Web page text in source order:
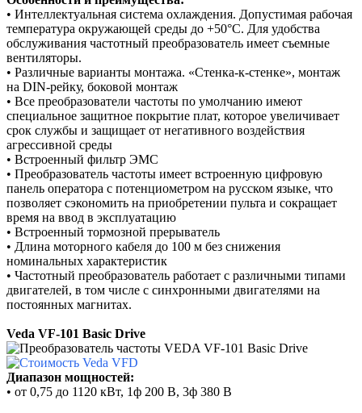
• Интеллектуальная система охлаждения. Допустимая рабочая
температура окружающей среды до +50°С. Для удобства
обслуживания частотный преобразователь имеет съемные
вентиляторы.
• Различные варианты монтажа. «Стенка-к-стенке», монтаж
на DIN-рейку, боковой монтаж
• Все преобразователи частоты по умолчанию имеют
специальное защитное покрытие плат, которое увеличивает
срок службы и защищает от негативного воздействия
агрессивной среды
• Встроенный фильтр ЭМС
• Преобразователь частоты имеет встроенную цифровую
панель оператора с потенциометром на русском языке, что
позволяет сэкономить на приобретении пульта и сокращает
время на ввод в эксплуатацию
• Встроенный тормозной прерыватель
• Длина моторного кабеля до 100 м без снижения
номинальных характеристик
• Частотный преобразователь работает с различными типами
двигателей, в том числе с синхронными двигателями на
постоянных магнитах.
Veda VF-101 Basic Drive
Диапазон мощностей:
• от 0,75 до 1120 кВт, 1ф 200 В, 3ф 380 В